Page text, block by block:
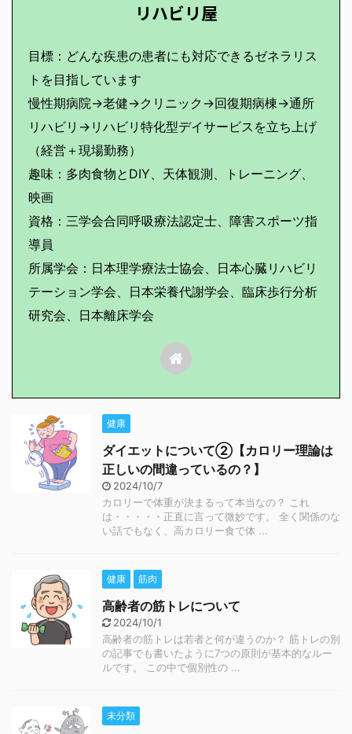
リハビリ屋
目標：どんな疾患の患者にも対応できるゼネラリス
トを目指しています
慢性期病院→老健→クリニック→回復期病棟→通所
リハビリ→リハビリ特化型デイサービスを立ち上げ
（経営＋現場勤務）
趣味：多肉食物とDIY、天体観測、トレーニング、
映画
資格：三学会合同呼吸療法認定士、障害スポーツ指
導員
所属学会：日本理学療法士協会、日本心臓リハビリ
テーション学会、日本栄養代謝学会、臨床歩行分析
研究会、日本離床学会
健康
ダイエットについて②【カロリー理論は
正しいの間違っているの？】
2024/10/7
カロリーで体重が決まるって本当なの？ これ
は・・・・・正直に言って微妙です。 全く関係のな
い話でもなく、高カロリー食で体 ...
健康 筋肉
高齢者の筋トレについて
2024/10/1
高齢者の筋トレは若者と何が違うのか？ 筋トレの別
の記事でも書いたように7つの原則が基本的なルー
ルです。 この中で個別性の ...
未分類